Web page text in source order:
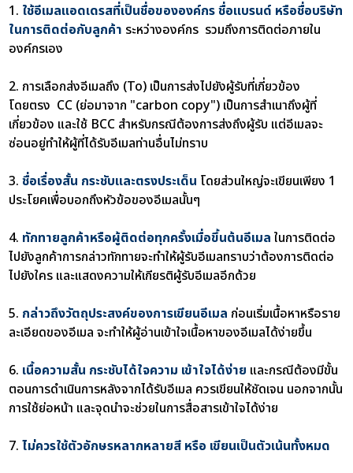
1. ใช้อีเมลแอดเดรสที่เป็นชื่อขององค์กร ชื่อแบรนด์ หรือชื่อบริษัท
ในการติดต่อกับลูกค้า ระหว่างองค์กร รวมถึงการติดต่อภายใน
องค์กรเอง
2. การเลือกส่งอีเมลถึง (To) เป็นการส่งไปยังผู้รับที่เกี่ยวข้อง
โดยตรง CC (ย่อมาจาก "carbon copy") เป็นการสำเนาถึงผู้ที่
เกี่ยวข้อง และใช้ BCC สำหรับกรณีต้องการส่งถึงผู้รับ แต่อีเมลจะ
ซ่อนอยู่ทำให้ผู้ที่ได้รับอีเมลท่านอื่นไม่ทราบ
3.ชื่อเรื่องสั้น กระชับและตรงประเด็น โดยส่วนใหญ่จะเขียนเพียง 1
ประโยคเพื่อบอกถึงหัวข้อของอีเมลนั้นๆ
4. ทักทายลูกค้าหรือผู้ติดต่อทุกครั้งเมื่อขึ้นต้นอีเมล ในการติดต่อ
ไปยังลูกค้าการกล่าวทักทายจะทำให้ผู้รับอีเมลทราบว่าต้องการติดต่อ
ไปยังใคร และแสดงความให้เกียรติผู้รับอีเมลอีกด้วย
5. กล่าวถึงวัตถุประสงค์ของการเขียนอีเมล ก่อนเริ่มเนื้อหาหรือราย
ละเอียดของอีเมล จะทำให้ผู้อ่านเข้าใจเนื้อหาของอีเมลได้ง่ายขึ้น
6. เนื้อความสั้น กระชับได้ใจความ เข้าใจได้ง่าย และกรณีต้องมีขั้น
ตอนการดำเนินการหลังจากได้รับอีเมล ควรเขียนให้ชัดเจน นอกจากนั้น
การใช้ย่อหน้า และจุดนำจะช่วยในการสื่อสารเข้าใจได้ง่าย
7.ไม่ควรใช้ตัวอักษรหลากหลายสี หรือ เขียนเป็นตัวเน้นทั้งหมด